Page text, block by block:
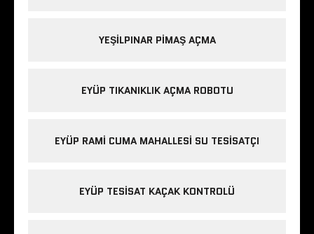
YEŞILPINAR PIMAŞ AÇMA
EYÜP TIKANIKLIK AÇMA ROBOTU
EYÜP RAMI CUMA MAHALLESI SU TESISATÇI
EYÜP TESISAT KAÇAK KONTROLÜ